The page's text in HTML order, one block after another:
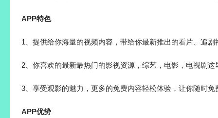
APP特色
1、提供给你海量的视频内容，带给你最新推出的看片、追剧
2、你喜欢的最新最热门的影视资源，综艺，电影，电视剧这
3、享受观影的魅力，更多的免费内容轻松体验，让你随时免
APP优势